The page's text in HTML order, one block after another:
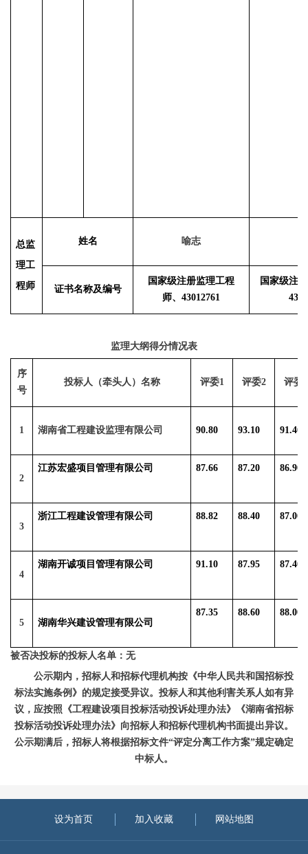
总监
理工
程师
姓名 喻志
证书名称及编号
国家级注册监理工程
师、 43012761
国家级注
监理大纲得分情况表
序
号
投标人（牵头人）名称 评委1 评委2 评委
1 湖南省工程建设监理有限公司 90.80 93.10 91.40
2
江苏宏盛项目管理有限公司 87.66 87.20 86.90
3
浙江工程建设管理有限公司 88.82 88.40 87.00
4
湖南开诚项目管理有限公司 91.10 87.95 87.40
5 湖南华兴建设管理有限公司
87.35 88.60 88.00
被否决投标的投标人名单：无
公示期内，招标人和招标代理机构按《中华人民共和国招标投
标法实施条例》的规定接受异议。投标人和其他利害关系人如有异
议，应按照《工程建设项目投标活动投诉处理办法》《湖南省招标
投标活动投诉处理办法》向招标人和招标代理机构书面提出异议。
公示期满后，招标人将根据招标文件“评定分离工作方案”规定确定
中标人。
设为首页 加入收藏 网站地图